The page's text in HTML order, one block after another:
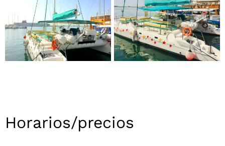
Horarios/precios